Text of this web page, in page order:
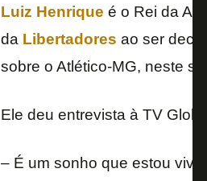
Luiz Henrique é o Rei da
da Libertadores ao ser
sobre o Atlético-MG, neste
Ele deu entrevista à TV
– É um sonho que estou